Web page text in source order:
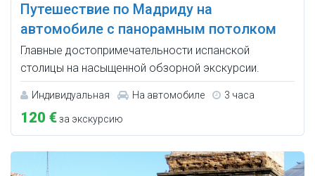
Путешествие по Мадриду на
автомобиле с панорамным потолком
Главные достопримечательности испанской
столицы на насыщенной обзорной экскурсии.
Индивидуальная На автомобиле 3 часа
120 €за экскурсию